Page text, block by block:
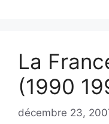
La
(1990
décembre 23,